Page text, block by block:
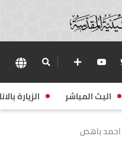
البث المباشر الزيارة
باهض